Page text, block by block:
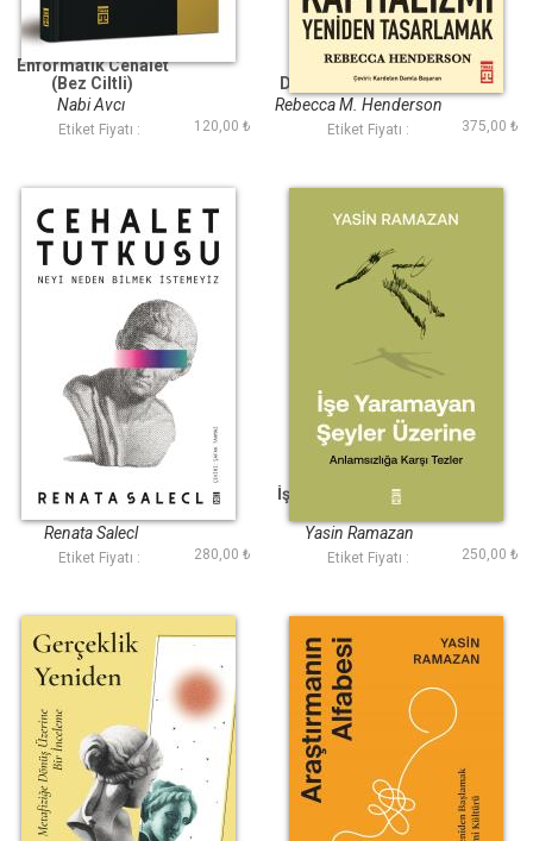
Enformatik Cehalet
(Bez Ciltli)
Nabi Avcı
Etiket Fiyatı : 120,00 ₺
Kaos İçindeki
Dünyada Kapitalizmi
Yeniden Tasarlamak
Rebecca M. Henderson
Etiket Fiyatı : 375,00 ₺
Cehalet Tutkusu
Renata Salecl
Etiket Fiyatı : 280,00 ₺
İşe Yaramayan Şeyler
Yasin Ramazan
Etiket Fiyatı : 250,00 ₺